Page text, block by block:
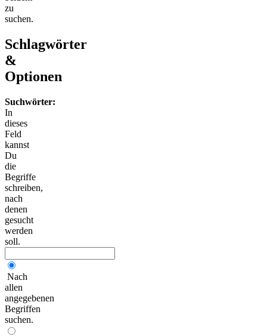
zu
suchen.
Schlagwörter
&
Optionen
Suchwörter:
In
dieses
Feld
kannst
Du
die
Begriffe
schreiben,
nach
denen
gesucht
werden
soll.
Nach
allen
angegebenen
Begriffen
suchen.